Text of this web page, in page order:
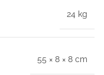
24 kg
55 × 8 × 8 cm